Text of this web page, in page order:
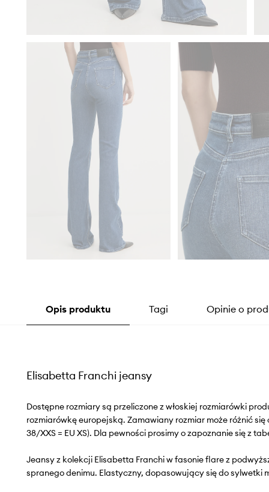
Opis produktu Tagi Opinie o
Elisabetta Franchi jeansy
Dostępne rozmiary są przeliczone z włoskiej rozmiarówki
rozmiarówkę europejską. Zamawiany rozmiar może różnić
38/XXS = EU XS). Dla pewności prosimy o zapoznanie się z
Jeansy z kolekcji Elisabetta Franchi w fasonie flare z
spranego denimu. Elastyczny, dopasowujący się do sylwetki